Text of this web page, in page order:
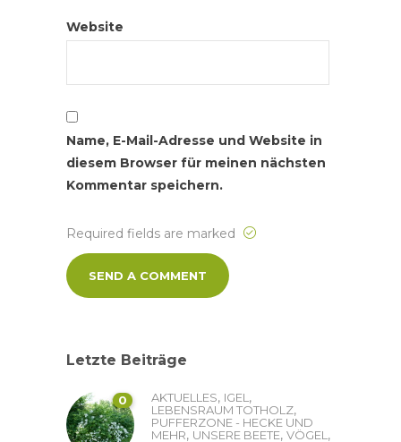
Website
Name, E-Mail-Adresse und Website in
diesem Browser für meinen nächsten
Kommentar speichern.
Required fields are marked
Letzte Beiträge
0 AKTUELLES, IGEL ,
LEBENSRAUM TOTHOLZ,
PUFFERZONE - HECKE UND
MEHR, UNSERE BEETE, VÖGEL ,